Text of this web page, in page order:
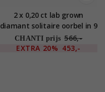
2 x 0,20 ct lab grown
diamant solitaire oorbel in 9
karaat goud met lab grown
diamant
CHANTI prijs 566,-
EXTRA 20% 453,-